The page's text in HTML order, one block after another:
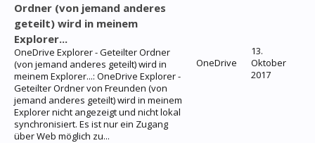
Ordner (von jemand anderes
geteilt) wird in meinem
Explorer...
OneDrive Explorer - Geteilter Ordner
(von jemand anderes geteilt) wird in
meinem Explorer...: OneDrive Explorer -
Geteilter Ordner von Freunden (von
jemand anderes geteilt) wird in meinem
Explorer nicht angezeigt und nicht lokal
synchronisiert. Es ist nur ein Zugang
über Web möglich zu...
OneDrive
13.
Oktober
2017